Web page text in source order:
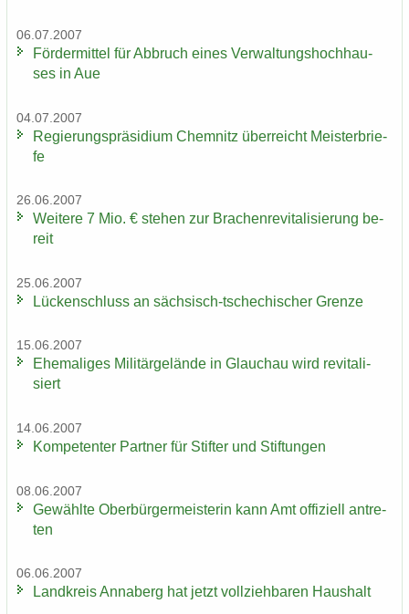
06.07.2007
För­der­mit­tel für Ab­bruch eines Ver­wal­tungs­hoch­hau­
ses in Aue
04.07.2007
Re­gie­rungs­prä­si­di­um Chem­nitz über­reicht Meis­ter­brie­
fe
26.06.2007
Wei­te­re 7 Mio. € ste­hen zur Bra­chen­re­vi­ta­li­sie­rung be­
reit
25.06.2007
Lü­cken­schluss an sächsisch-​tschechischer Gren­ze
15.06.2007
Ehe­ma­li­ges Mi­li­tär­ge­län­de in Glauch­au wird re­vi­ta­li­
siert
14.06.2007
Kom­pe­ten­ter Part­ner für Stif­ter und Stif­tun­gen
08.06.2007
Ge­wähl­te Ober­bür­ger­meis­te­rin kann Amt of­fi­zi­ell an­tre­
ten
06.06.2007
Land­kreis An­na­berg hat jetzt voll­zieh­ba­ren Haus­halt